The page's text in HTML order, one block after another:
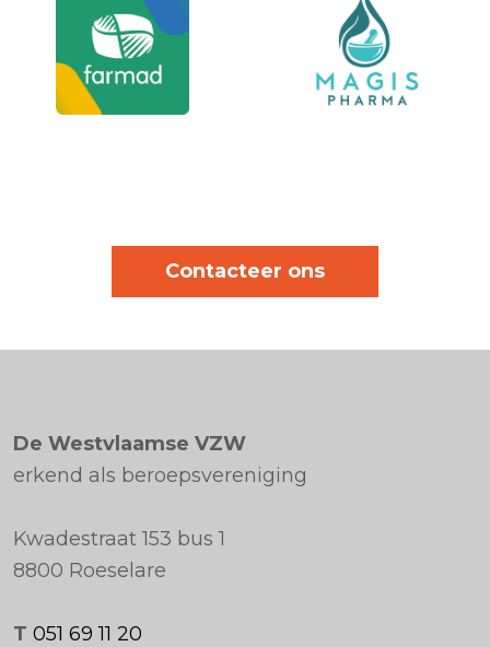
Contacteer ons
De Westvlaamse VZW
erkend als beroepsvereniging
Kwadestraat 153 bus 1
8800 Roeselare
T 051 69 11 20